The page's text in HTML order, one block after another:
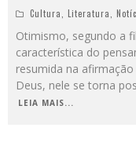
Cultura
Literatura
Otimismo, segundo a
característica do
resumida na
Deus, nele se torna
LEIA MAIS...